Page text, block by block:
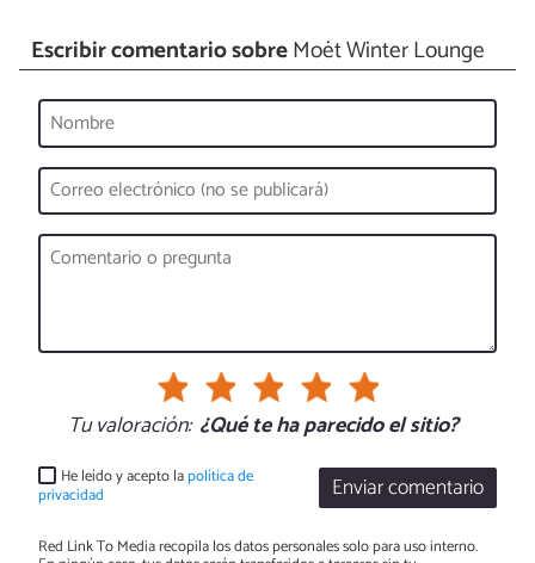
Escribir comentario sobreMoët Winter Lounge
Tu valoración: ¿Qué te ha parecido el sitio?
Enviar comentario
He leído y acepto lapolítica de
privacidad
Red Link To Media recopila los datos personales solo para uso interno.